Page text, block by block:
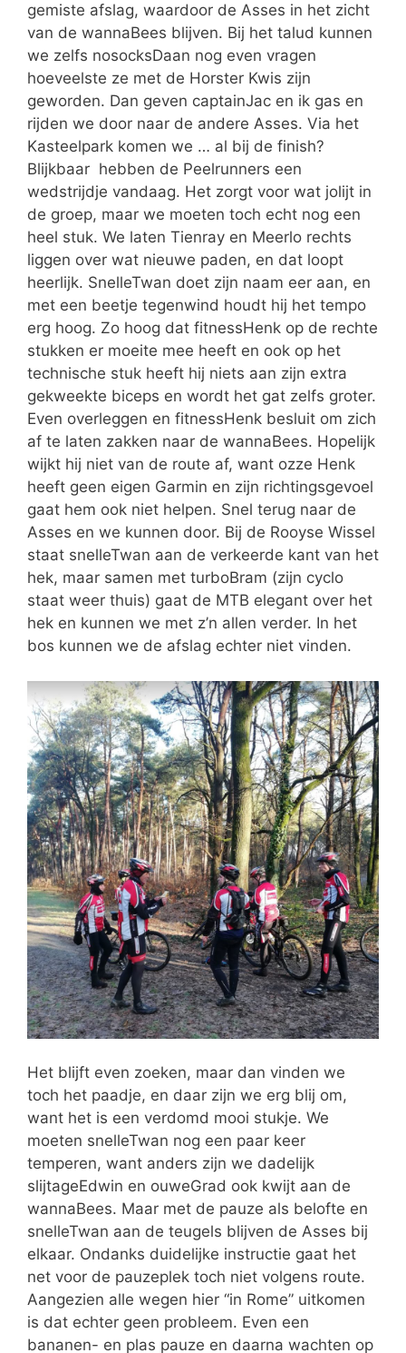
gemiste afslag, waardoor de Asses in het zicht
van de wannaBees blijven. Bij het talud kunnen
we zelfs nosocksDaan nog even vragen
hoeveelste ze met de Horster Kwis zijn
geworden. Dan geven captainJac en ik gas en
rijden we door naar de andere Asses. Via het
Kasteelpark komen we … al bij de finish?
Blijkbaar hebben de Peelrunners een
wedstrijdje vandaag. Het zorgt voor wat jolijt in
de groep, maar we moeten toch echt nog een
heel stuk. We laten Tienray en Meerlo rechts
liggen over wat nieuwe paden, en dat loopt
heerlijk. SnelleTwan doet zijn naam eer aan, en
met een beetje tegenwind houdt hij het tempo
erg hoog. Zo hoog dat fitnessHenk op de rechte
stukken er moeite mee heeft en ook op het
technische stuk heeft hij niets aan zijn extra
gekweekte biceps en wordt het gat zelfs groter.
Even overleggen en fitnessHenk besluit om zich
af te laten zakken naar de wannaBees. Hopelijk
wijkt hij niet van de route af, want ozze Henk
heeft geen eigen Garmin en zijn richtingsgevoel
gaat hem ook niet helpen. Snel terug naar de
Asses en we kunnen door. Bij de Rooyse Wissel
staat snelleTwan aan de verkeerde kant van het
hek, maar samen met turboBram (zijn cyclo
staat weer thuis) gaat de MTB elegant over het
hek en kunnen we met z’n allen verder. In het
bos kunnen we de afslag echter niet vinden.
Het blijft even zoeken, maar dan vinden we
toch het paadje, en daar zijn we erg blij om,
want het is een verdomd mooi stukje. We
moeten snelleTwan nog een paar keer
temperen, want anders zijn we dadelijk
slijtageEdwin en ouweGrad ook kwijt aan de
wannaBees. Maar met de pauze als belofte en
snelleTwan aan de teugels blijven de Asses bij
elkaar. Ondanks duidelijke instructie gaat het
net voor de pauzeplek toch niet volgens route.
Aangezien alle wegen hier “in Rome” uitkomen
is dat echter geen probleem. Even een
bananen- en plas pauze en daarna wachten op